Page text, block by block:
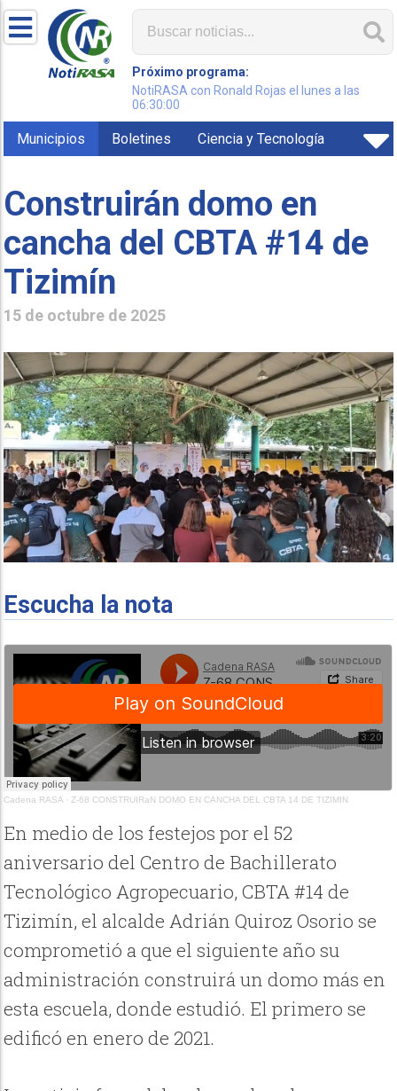
Próximo programa:
NotiRASA con Ronald Rojas el lunes a las
06:30:00
Municipios Boletines Ciencia y Tecnología
Construirán domo en
cancha del CBTA #14 de
Tizimín
15 de octubre de 2025
Escucha la nota
Cadena RASA ·Z-68 CONSTRUIRaN DOMO EN CANCHA DEL CBTA 14 DE TIZIMIN
En medio de los festejos por el 52
aniversario del Centro de Bachillerato
Tecnológico Agropecuario, CBTA #14 de
Tizimín, el alcalde Adrián Quiroz Osorio se
comprometió a que el siguiente año su
administración construirá un domo más en
esta escuela, donde estudió. El primero se
edificó en enero de 2021.